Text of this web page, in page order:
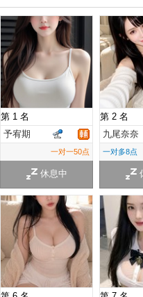
第 1 名
予宥期
一对一50点
休息中
第 2 名
九尾奈奈
一对多8点